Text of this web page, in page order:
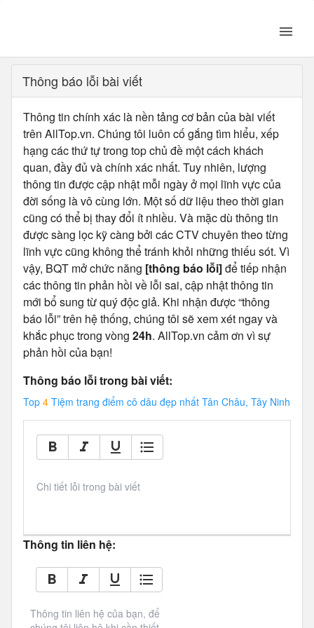
Thông báo lỗi bài viết
Thông tin chính xác là nền tảng cơ bản của bài viết
trên AllTop.vn. Chúng tôi luôn cố gắng tìm hiểu, xếp
hạng các thứ tự trong top chủ đề một cách khách
quan, đầy đủ và chính xác nhất. Tuy nhiên, lượng
thông tin được cập nhật mỗi ngày ở mọi lĩnh vực của
đời sống là vô cùng lớn. Một số dữ liệu theo thời gian
cũng có thể bị thay đổi ít nhiều. Và mặc dù thông tin
được sàng lọc kỹ càng bởi các CTV chuyên theo từng
lĩnh vực cũng không thể tránh khỏi những thiếu sót. Vì
vậy, BQT mở chức năng [thông báo lỗi]để tiếp nhận
các thông tin phản hồi về lỗi sai, cập nhật thông tin
mới bổ sung từ quý độc giả. Khi nhận được “thông
báo lỗi” trên hệ thống, chúng tôi sẽ xem xét ngay và
khắc phục trong vòng 24h. AllTop.vn cảm ơn vì sự
phản hồi của bạn!
Thông báo lỗi trong bài viết:
Top 4 Tiệm trang điểm cô dâu đẹp nhất Tân Châu, Tây Ninh
Chi tiết lỗi trong bài viết
Thông tin liên hệ:
Thông tin liên hệ của bạn, để